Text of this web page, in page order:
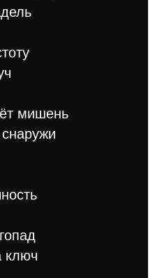
мишень
ключ